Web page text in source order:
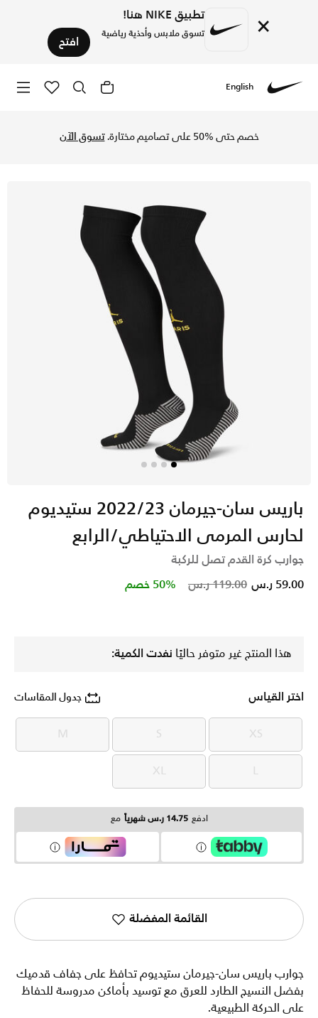
× تطبيق NIKE هنا!
تسوق ملابس وأحذية رياضية افتح
English
خصم حتى %50 على تصاميم مختارة. تسوق الآن
باريس سان-جيرمان 2022/23 ستيديوم
لحارس المرمى الاحتياطي/الرابع
جوارب كرة القدم تصل للركبة
Price reduced from
119.00 ر.س to 59.00 ر.س 50% خصم
هذا المنتج غير متوفر حاليًا نفدت الكمية:
اختر القياس جدول المقاسات
XS
XS
S
S
M
M
L
L
XL
XL
ادفع 14.75 ر.س شهرياً مع
القائمة المفضلة
جوارب باريس سان-جيرمان ستيديوم تحافظ على جفاف قدميك
بفضل النسيج الطارد للعرق مع توسيد بأماكن مدروسة للحفاظ
على الحركة الطبيعية.